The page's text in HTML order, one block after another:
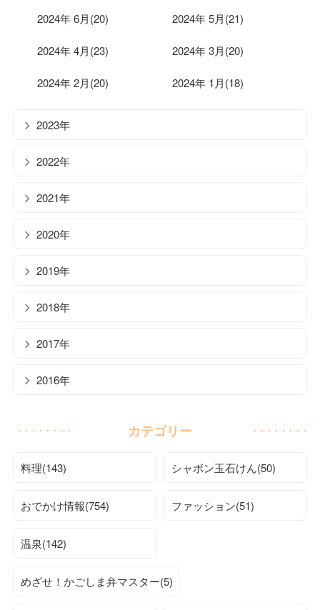
2024年 6月(20) 2024年 5月(21)
2024年 4月(23) 2024年 3月(20)
2024年 2月(20) 2024年 1月(18)
2023年
2022年
2021年
2020年
2019年
2018年
2017年
2016年
カテゴリー
料理(143) シャボン玉石けん(50)
おでかけ情報(754) ファッション(51)
温泉(142)
めざせ！かごしま弁マスター(5)